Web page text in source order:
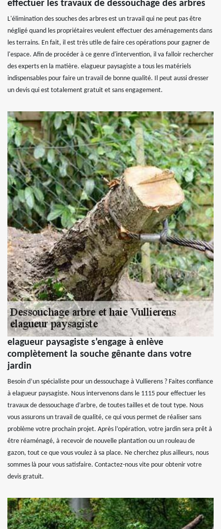
effectuer les travaux de dessouchage des arbres
L'élimination des souches des arbres est un travail qui ne peut pas être
négligé quand les propriétaires veulent effectuer des aménagements dans
les terrains. En fait, il est très utile de faire ces opérations pour gagner de
l'espace. Afin de procéder à ce genre d'intervention, il va falloir rechercher
des experts en la matière. elagueur paysagiste a tous les matériels
indispensables pour faire un travail de bonne qualité. Il peut aussi dresser
un devis qui est totalement gratuit et sans engagement.
elagueur paysagiste s’engage à enlève
complètement la souche gênante dans votre
jardin
Besoin d’un spécialiste pour un dessouchage à Vullierens ? Faites confiance
à elagueur paysagiste. Nous intervenons dans le 1115 pour effectuer les
travaux de dessouchage d’arbre, de toutes tailles et de tout type. Nous
vous assurons un travail de qualité, ce qui vous permet de réaliser sans
problème votre prochain projet. Après l’opération, votre jardin sera prêt à
être réaménagé, à recevoir de nouvelle plantation ou un rouleau de
gazon, tout ce que vous voulez à sa place. Ne cherchez plus ailleurs, nous
sommes là pour vous satisfaire. Contactez-nous vite pour obtenir votre
devis gratuit.